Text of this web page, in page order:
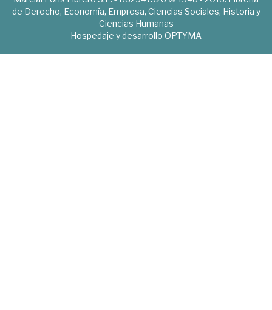
de Derecho, Economía, Empresa, Ciencias Sociales, Historia y
Ciencias Humanas
Hospedaje y desarrollo OPTYMA